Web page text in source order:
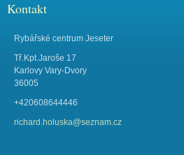
Kontakt
Rybářské centrum Jeseter
Tř.Kpt.Jaroše 17
Karlovy Vary-Dvory
36005
+420608644446
richard.holuska@seznam.cz